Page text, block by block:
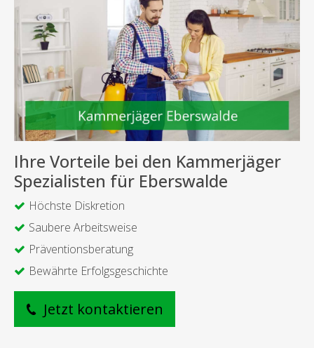
Ihre Vorteile bei den Kammerjäger
Spezialisten für Eberswalde
Höchste Diskretion
Saubere Arbeitsweise
Präventionsberatung
Bewährte Erfolgsgeschichte
Jetzt kontaktieren